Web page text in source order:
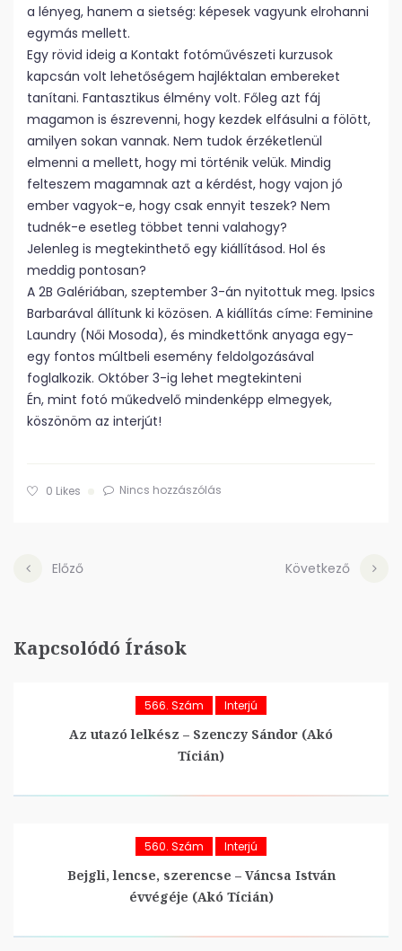
a lényeg, hanem a sietség: képesek vagyunk elrohanni
egymás mellett.
Egy rövid ideig a Kontakt fotóművészeti kurzusok
kapcsán volt lehetőségem hajléktalan embereket
tanítani. Fantasztikus élmény volt. Főleg azt fáj
magamon is észrevenni, hogy kezdek elfásulni a fölött,
amilyen sokan vannak. Nem tudok érzéketlenül
elmenni a mellett, hogy mi történik velük. Mindig
felteszem magamnak azt a kérdést, hogy vajon jó
ember vagyok-e, hogy csak ennyit teszek? Nem
tudnék-e esetleg többet tenni valahogy?
Jelenleg is megtekinthető egy kiállításod. Hol és
meddig pontosan?
A 2B Galériában, szeptember 3-án nyitottuk meg. Ipsics
Barbarával állítunk ki közösen. A kiállítás címe: Feminine
Laundry (Női Mosoda), és mindkettőnk anyaga egy-
egy fontos múltbeli esemény feldolgozásával
foglalkozik. Október 3-ig lehet megtekinteni
Én, mint fotó műkedvelő mindenképp elmegyek,
köszönöm az interjút!
0 Likes Nincs hozzászólás
Előző Következő
Kapcsolódó Írások
566. Szám Interjú
Az utazó lelkész – Szenczy Sándor (Akó
Tícián)
560. Szám Interjú
Bejgli, lencse, szerencse – Váncsa István
évvégéje (Akó Tícián)